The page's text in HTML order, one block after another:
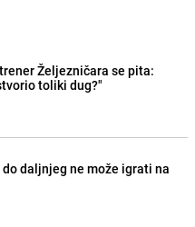
Željezničara se pita:
toliki dug?"
do daljnjeg ne može igrati na